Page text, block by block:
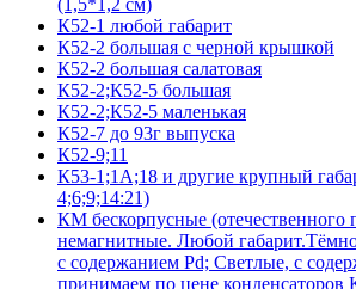
(1,5*1,2 см)
К52-1 любой габарит
К52-2 большая с черной крышкой
К52-2 большая салатовая
К52-2;К52-5 большая
К52-2;К52-5 маленькая
К52-7 до 93г выпуска
К52-9;11
К53-1;1А;18 и другие крупный
4;6;9;14:21)
КМ бескорпусные (отечественного
немагнитные. Любой
с содержанием Pd; Светлые, с
принимаем по цене